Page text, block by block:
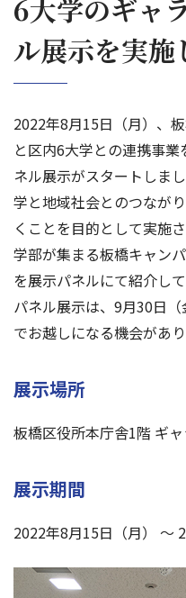
6大学のギャ
ル展示を実施
2022年8月15日（月）、
と区内6大学との連携事
ネル展示がスタートしま
学と地域社会とのつなが
くことを目的として実施
学部が集まる板橋キャン
を展示パネルにて紹介して
パネル展示は、9月30日
でお越しになる機会があ
展示場所
板橋区役所本庁舎1階 ギ
展示期間
2022年8月15日（月） ～